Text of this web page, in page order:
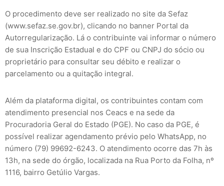
O procedimento deve ser realizado no site da Sefaz
(www.sefaz.se.gov.br), clicando no banner Portal da
Autorregularização. Lá o contribuinte vai informar o número
de sua Inscrição Estadual e do CPF ou CNPJ do sócio ou
proprietário para consultar seu débito e realizar o
parcelamento ou a quitação integral.
Além da plataforma digital, os contribuintes contam com
atendimento presencial nos Ceacs e na sede da
Procuradoria Geral do Estado (PGE). No caso da PGE, é
possível realizar agendamento prévio pelo WhatsApp, no
número (79) 99692-6243. O atendimento ocorre das 7h às
13h, na sede do órgão, localizada na Rua Porto da Folha, nº
1116, bairro Getúlio Vargas.